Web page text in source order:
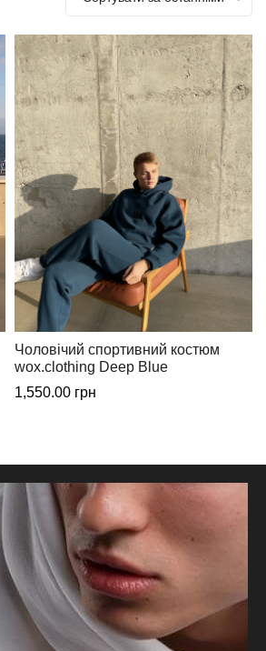
Чоловічий спортивний костюм
wox.clothing Deep Blue
1,550.00 грн